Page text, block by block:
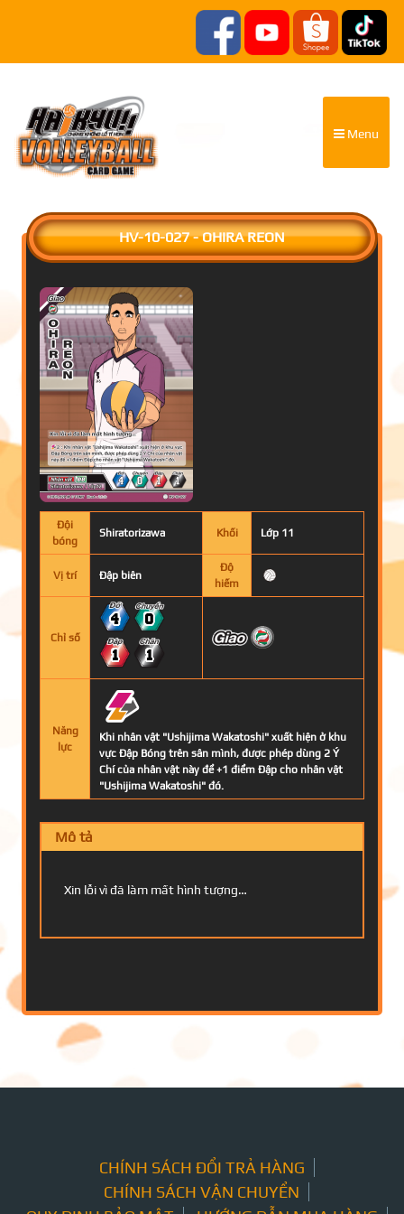
Menu
HV-10-027 - OHIRA REON
Đội
bóng
Shiratorizawa Khối Lớp 11
Vị trí Đập biên
Độ
hiếm
Chỉ số
4 0
1 1
Năng
lực
Khi nhân vật "Ushijima Wakatoshi" xuất hiện ở khu
vực Đập Bóng trên sân mình, được phép dùng 2 Ý
Chí của nhân vật này để +1 điểm Đập cho nhân vật
"Ushijima Wakatoshi" đó.
Mô tả
Xin lỗi vì đã làm mất hình tượng…
CHÍNH SÁCH ĐỔI TRẢ HÀNG
CHÍNH SÁCH VẬN CHUYỂN